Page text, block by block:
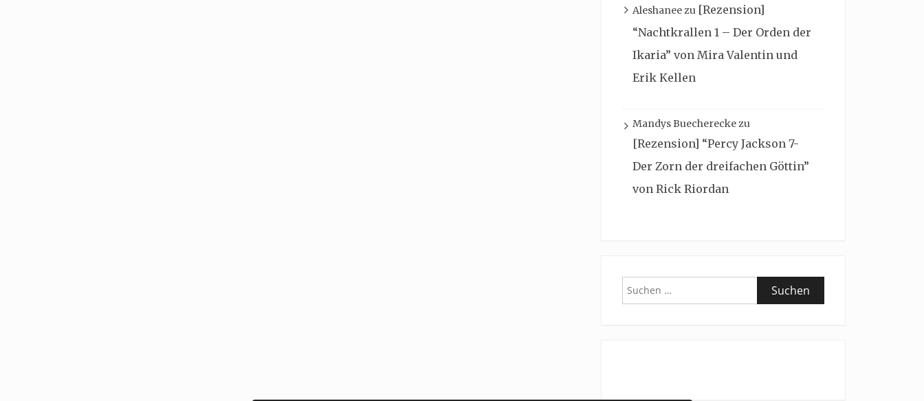
Aleshaneezu [Rezension]
“Nachtkrallen 1 – Der Orden der
Ikaria” von Mira Valentin und
Erik Kellen
Mandys Buechereckezu
[Rezension] “Percy Jackson 7-
Der Zorn der dreifachen Göttin”
von Rick Riordan
Suchen
nach: